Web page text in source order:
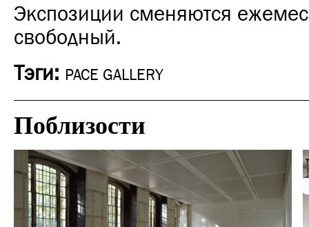
Экспозиции сменяются
свободный.
Тэги: PACE GALLERY
Поблизости